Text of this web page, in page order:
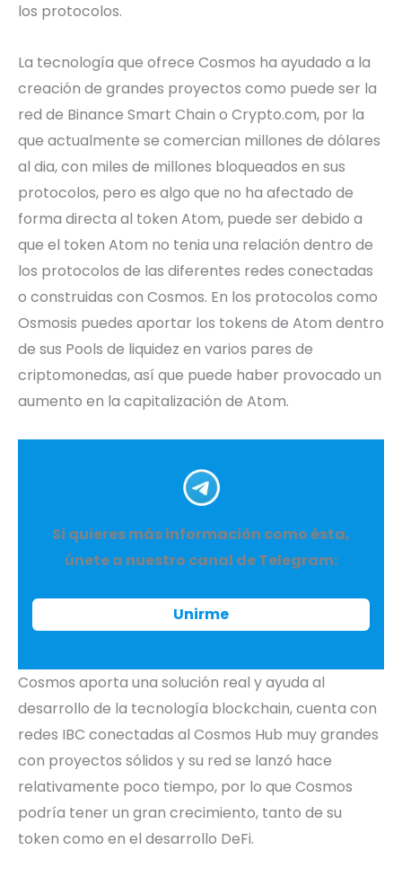
los protocolos.
La tecnología que ofrece Cosmos ha ayudado a la
creación de grandes proyectos como puede ser la
red de Binance Smart Chain o Crypto.com, por la
que actualmente se comercian millones de dólares
al dia, con miles de millones bloqueados en sus
protocolos, pero es algo que no ha afectado de
forma directa al token Atom, puede ser debido a
que el token Atom no tenia una relación dentro de
los protocolos de las diferentes redes conectadas
o construidas con Cosmos. En los protocolos como
Osmosis puedes aportar los tokens de Atom dentro
de sus Pools de liquidez en varios pares de
criptomonedas, así que puede haber provocado un
aumento en la capitalización de Atom.
Si quieres más información como ésta,
únete a nuestro canal de Telegram:
Unirme
Cosmos aporta una solución real y ayuda al
desarrollo de la tecnología blockchain, cuenta con
redes IBC conectadas al Cosmos Hub muy grandes
con proyectos sólidos y su red se lanzó hace
relativamente poco tiempo, por lo que Cosmos
podría tener un gran crecimiento, tanto de su
token como en el desarrollo DeFi.